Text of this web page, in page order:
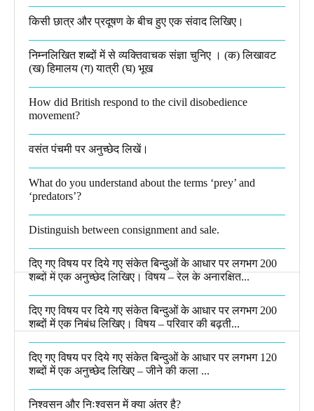
किसी छात्र और प्रदूषण के बीच हुए एक संवाद लिखिए।​
निम्नलिखित शब्दों में से व्यक्तिवाचक संज्ञा चुनिए । (क) लिखावट
(ख) हिमालय (ग) यात्री (घ) भूख​
How did British respond to the civil disobedience
movement?
वसंत पंचमी पर अनुच्छेद लिखें।
What do you understand about the terms ‘prey’ and
‘predators’?​
Distinguish between consignment and sale.
दिए गए विषय पर दिये गए संकेत बिन्दुओं के आधार पर लगभग 200
शब्दों में एक अनुच्छेद लिखिए। विषय – रेल के अनारक्षित...
दिए गए विषय पर दिये गए संकेत बिन्दुओं के आधार पर लगभग 200
शब्दों में एक निबंध लिखिए। विषय – परिवार की बढ़ती...
दिए गए विषय पर दिये गए संकेत बिन्दुओं के आधार पर लगभग 120
शब्दों में एक अनुच्छेद लिखिए – जीने की कला ...
निश्वसन और निःश्वसन में क्या अंतर है?